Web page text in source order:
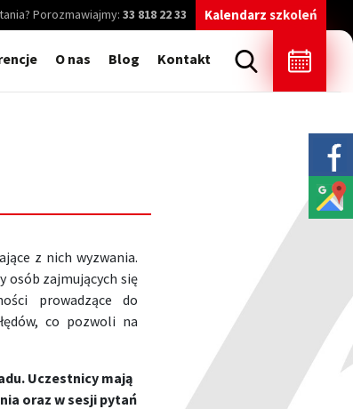
Porozmawiajmy: 33 818 22 33 Kalendarz szkoleń
O nas Blog Kontakt
z nich wyzwania.
osób zajmujących się
prowadzące do
co pozwoli na
Uczestnicy mają
oraz w sesji pytań